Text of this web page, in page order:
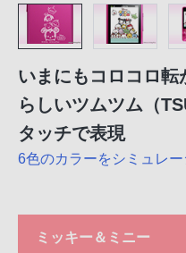
いまにもコロコロ
らしいツムツム（
タッチで表現
6色のカラーをシミュレ
ミッキー＆ミニー